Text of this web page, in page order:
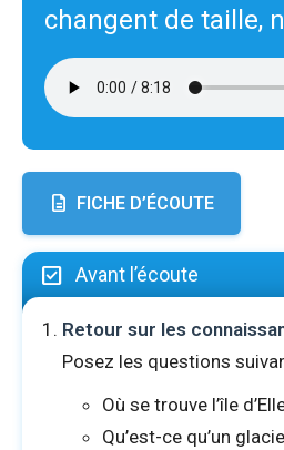
changent de taille,
FICHE D’ÉCOUTE
Avant l’écoute
Retour sur les
Posez les questions
Où se trouve l’île
Qu’est-ce qu’un